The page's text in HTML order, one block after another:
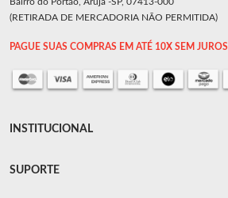
Bairro do Portão, Arujá -SP, 07413-000
(RETIRADA DE MERCADORIA NÃO PERMITIDA)
PAGUE SUAS COMPRAS EM ATÉ 10X SEM JUROS
INSTITUCIONAL
SUPORTE